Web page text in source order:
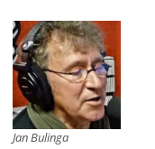
Jan Bulinga